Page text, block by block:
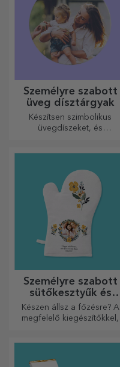
Személyre szabott
üveg dísztárgyak
Készítsen szimbolikus
üvegdíszeket, és
Személyre szabott
sütőkesztyűk és
konyhai kiegészítők
Készen állsz a főzésre? A
megfelelő kiegészítőkkel,
munkád.